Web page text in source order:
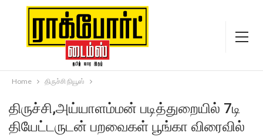
Home திருச்சி நியூஸ்
திருச்சி,அய்யாளம்மன் படித்துறையில் 7டி
தியேட்டருடன் பறவைகள் பூங்கா விரைவில்